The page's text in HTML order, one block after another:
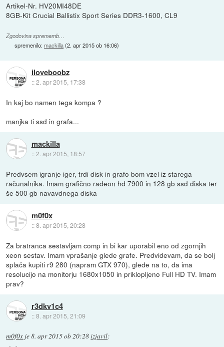
Artikel-Nr. HV20MI48DE
8GB-Kit Crucial Ballistix Sport Series DDR3-1600, CL9
Zgodovina sprememb…
spremenilo:mackilla(2. apr 2015 ob 16:06)
iloveboobz
::2. apr 2015, 17:38
In kaj bo namen tega kompa ?
manjka ti ssd in grafa...
mackilla
::2. apr 2015, 18:57
Predvsem igranje iger, trdi disk in grafo bom vzel iz starega
računalnika. Imam grafično radeon hd 7900 in 128 gb ssd diska ter
še 500 gb navavdnega diska
m0f0x
::8. apr 2015, 20:28
Za bratranca sestavljam comp in bi kar uporabil eno od zgornjih
xeon sestav. Imam vprašanje glede grafe. Predvidevam, da se bolj
splača kupiti r9 280 (napram GTX 970), glede na to, da ima
resolucijo na monitorju 1680x1050 in priklopljeno Full HD TV. Imam
prav?
r3dkv1c4
::8. apr 2015, 21:09
m0f0x je8. apr 2015 ob 20:28izjavil: